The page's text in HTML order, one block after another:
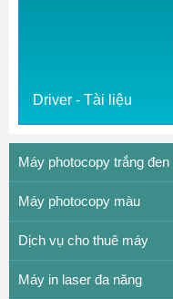
Driver - Tài liệu
Máy photocopy trắng đen
Máy photocopy màu
Dịch vụ cho thuê máy
Máy in laser đa năng